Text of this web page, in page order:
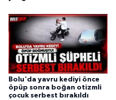
Bolu'da yavru kediyi önce
öpüp sonra boğan otizmli
çocuk serbest bırakıldı